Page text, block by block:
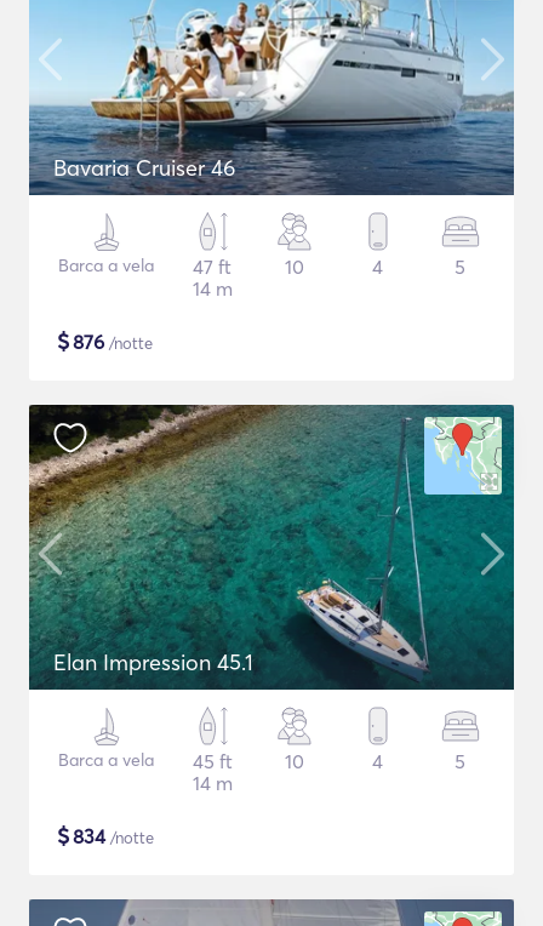
Bavaria Cruiser 46
Barca a vela
47 ft
14 m
10 4 5
$876 /notte
Elan Impression 45.1
Barca a vela
45 ft
14 m
10 4 5
$834/notte